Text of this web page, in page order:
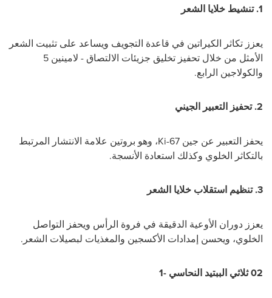
1. تنشيط خلايا الشعر
يعزز تكاثر الكيراتين في قاعدة التجويف ويساعد على تثبيت الشعر
الأمثل من خلال تحفيز تخليق جزيئات الالتصاق - لامينين 5
والكولاجين الرابع.
2. تحفيز التعبير الجيني
يحفز التعبير عن جين Ki-67، وهو بروتين علامة الانتشار المرتبط
بالتكاثر الخلوي وكذلك استعادة الأنسجة.
3. تنظيم استقلاب خلايا الشعر
يعزز دوران الأوعية الدقيقة في فروة الرأس ويحفز التواصل
الخلوي، ويحسن إمدادات الأكسجين والمغذيات لبصيلات الشعر.
02 ثلاثي الببتيد النحاسي -1